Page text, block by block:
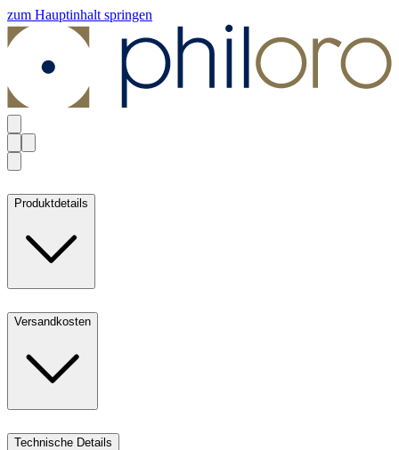
zum Hauptinhalt springen
Produktdetails
Versandkosten
Technische Details